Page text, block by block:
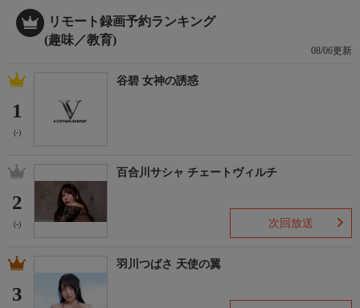
リモート録画予約ランキング
(趣味／教育)
08/06更新
1
(-)
谷碧 女神の誘惑
2
(-)
百合川サシャ チェートヴィルチ
次回放送
3
羽川つばさ 天使の翼